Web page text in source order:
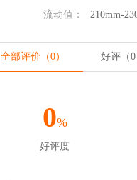
流动值： 210mm-
全部评价（0） 好评（0
0%
好评度